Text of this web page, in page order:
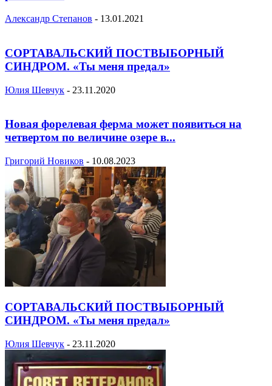
Александр Степанов - 13.01.2021
СОРТАВАЛЬСКИЙ ПОСТВЫБОРНЫЙ
СИНДРОМ. «Ты меня предал»
Юлия Шевчук - 23.11.2020
Новая форелевая ферма может появиться на
четвертом по величине озере в...
Григорий Новиков - 10.08.2023
СОРТАВАЛЬСКИЙ ПОСТВЫБОРНЫЙ
СИНДРОМ. «Ты меня предал»
Юлия Шевчук - 23.11.2020